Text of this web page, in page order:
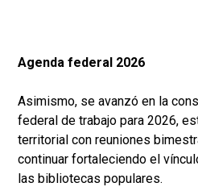
Agenda federal 2026
Asimismo, se avanzó en la
federal de trabajo para 2026,
territorial con reuniones
continuar fortaleciendo el
las bibliotecas populares.